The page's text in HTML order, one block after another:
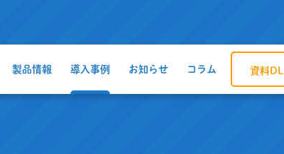
製品情報 導入事例 お知らせ コラム 資料DL